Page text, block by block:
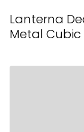
Lanterna
Metal Cubic